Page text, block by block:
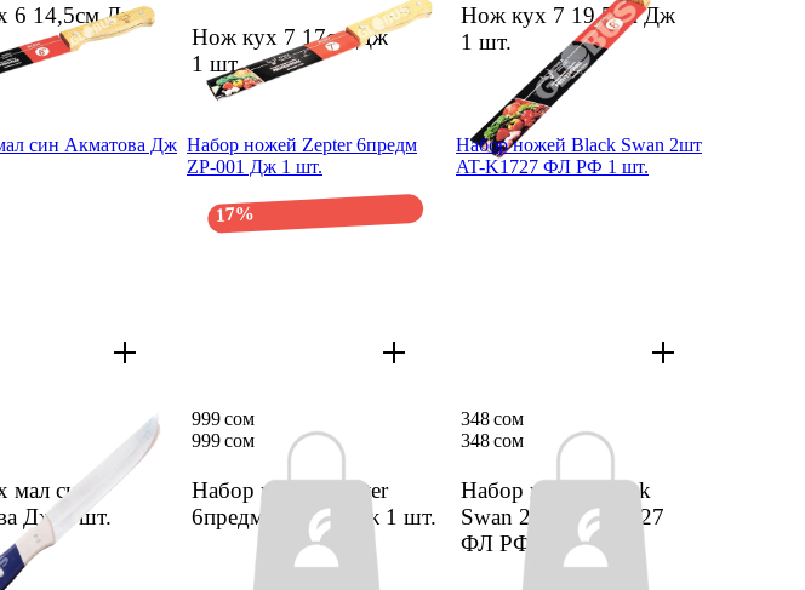
6 14,5см Дж
Нож кух 7 17см Дж
1 шт.
17%
Нож кух 7 19,5см Дж
1 шт.
син Акмато­ва Дж
син
Дж
1 шт.
Набор ножей Zepter 6предм
ZP-001 Дж 1 шт.
Набор ножей Zepter
6предм ZP-001 Дж 1 шт.
999 сом
999 сом
Набор ножей Black Swan 2шт
AT-K1727 ФЛ РФ 1 шт.
Набор ножей Black
Swan 2шт AT-K1727
ФЛ РФ
1 шт.
348 сом
348 сом